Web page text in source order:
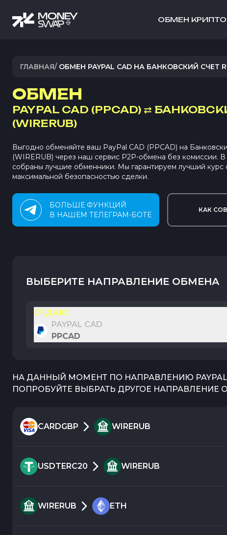
ОБМЕН
ГЛАВНАЯ/ ОБМЕН PAYPAL CAD НА БАНКОВСКИЙ СЧЕТ
ОБМЕН
PAYPAL CAD (PPCAD) ⇄
(WIRERUB)
Выгодно обменяйте ваш PayPal CAD (PPCAD) на
(WIRERUB) через наш сервис P2P-обмена без комиссии.
собраны лучшие обменники. Мы гарантируем лучший курс
максимальной безопасностью сделки.
БОЛЬШЕ ФУНКЦИЙ
В НАШЕМ ТЕЛЕГРАМ-БОТЕ
КАК
ВЫБЕРИТЕ НАПРАВЛЕНИЕ ОБМЕНА
ОТДАЮ
PAYPAL CAD
PPCAD
НА ДАННЫЙ МОМЕНТ ПО НАПРАВЛЕНИЮ
ПОПРОБУЙТЕ ВЫБРАТЬ ДРУГОЕ НАПРАВЛЕНИЕ
CARDGBP WIRERUB
USDTERC20 WIRERUB
WIRERUB ETH